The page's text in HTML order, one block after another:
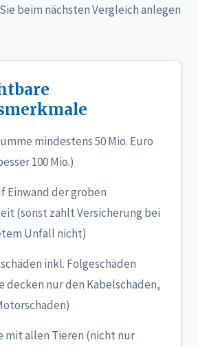
beim nächsten Vergleich anlegen
mindestens 50 Mio. Euro
100 Mio.)
Einwand der groben
(sonst zahlt Versicherung bei
Unfall nicht)
inkl. Folgeschäden
decken nur den Kabelschaden,
mit allen Tieren (nicht nur